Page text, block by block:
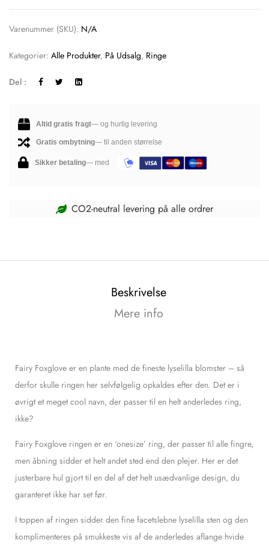
Varenummer (SKU): N/A
Kategorier: Alle Produkter, På Udsalg, Ringe
Del :
Altid gratis fragt— og hurtig levering
Gratis ombytning— til anden størrelse
Sikker betaling— med
CO2-neutral levering på alle ordrer
Beskrivelse
Mere info
Fairy Foxglove er en plante med de fineste lyselilla blomster – så
derfor skulle ringen her selvfølgelig opkaldes efter den. Det er i
øvrigt et meget cool navn, der passer til en helt anderledes ring,
ikke?
Fairy Foxglove ringen er en ‘onesize’ ring, der passer til alle fingre,
men åbning sidder et helt andet sted end den plejer. Her er det
justerbare hul gjort til en del af det helt usædvanlige design, du
garanteret ikke har set før.
I toppen af ringen sidder den fine facetslebne lyselilla sten og den
komplimenteres på smukkeste vis af de anderledes aflange hvide